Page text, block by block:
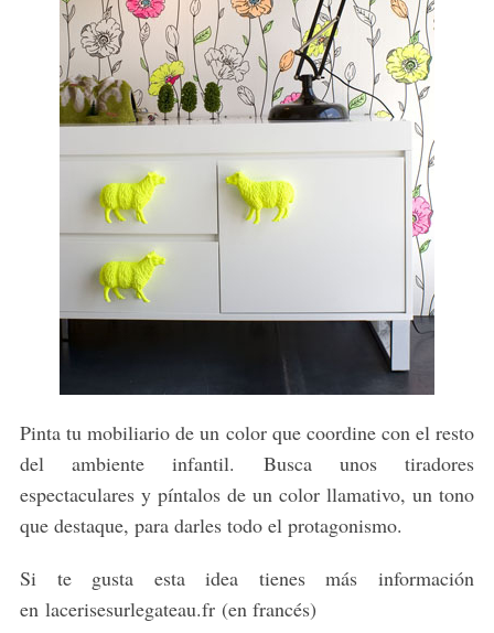
Pinta tu mobiliario de un color que coordine con el resto
del ambiente infantil. Busca unos tiradores
espectaculares y píntalos de un color llamativo, un tono
que destaque, para darles todo el protagonismo.
Si te gusta esta idea tienes más información
en lacerisesurlegateau.fr (en francés)